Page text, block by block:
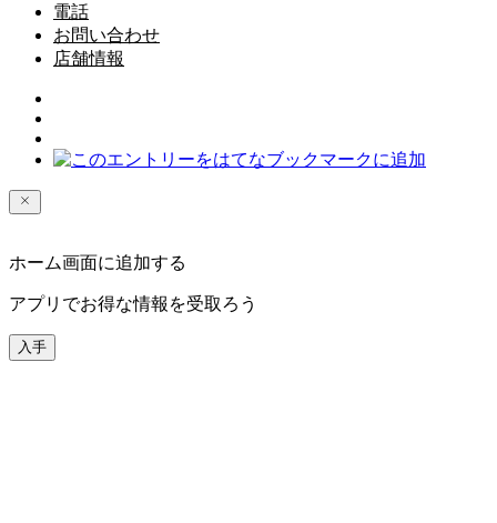
電話
お問い合わせ
店舗情報
ホーム画面に追加する
アプリでお得な情報を受取ろう
入手